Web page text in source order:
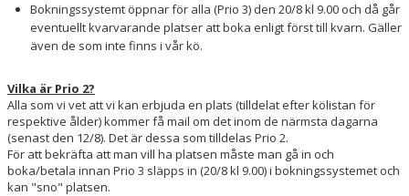
Bokningssystemt öppnar för alla (Prio 3) den 20/8 kl 9.00 och då går
eventuellt kvarvarande platser att boka enligt först till kvarn. Gäller
även de som inte finns i vår kö.
Vilka är Prio 2?
Alla som vi vet att vi kan erbjuda en plats (tilldelat efter kölistan för
respektive ålder) kommer få mail om det inom de närmsta dagarna
(senast den 12/8). Det är dessa som tilldelas Prio 2.
För att bekräfta att man vill ha platsen måste man gå in och
boka/betala innan Prio 3 släpps in (20/8 kl 9.00) i bokningssystemet och
kan "sno" platsen.